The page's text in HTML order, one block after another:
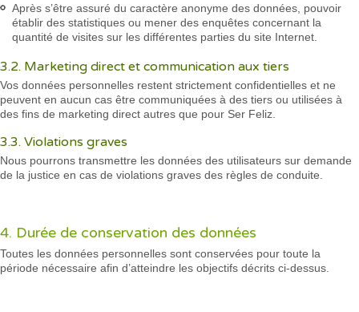
Après s’être assuré du caractère anonyme des données, pouvoir
établir des statistiques ou mener des enquêtes concernant la
quantité de visites sur les différentes parties du site Internet.
3.2. Marketing direct et communication aux tiers
Vos données personnelles restent strictement confidentielles et ne
peuvent en aucun cas être communiquées à des tiers ou utilisées à
des fins de marketing direct autres que pour Ser Feliz.
3.3. Violations graves
Nous pourrons transmettre les données des utilisateurs sur demande
de la justice en cas de violations graves des règles de conduite.
4. Durée de conservation des données
Toutes les données personnelles sont conservées pour toute la
période nécessaire afin d’atteindre les objectifs décrits ci-dessus.